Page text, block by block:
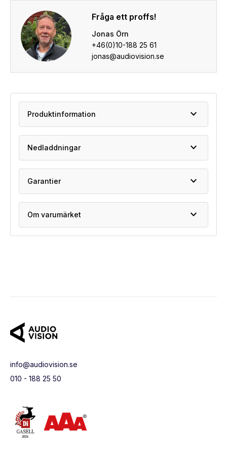
Fråga ett proffs!
Jonas Örn
+46(0)10-188 25 61
jonas@audiovision.se
Produktinformation expand_more
Nedladdningar expand_more
Garantier expand_more
Om varumärket expand_more
info@audiovision.se
010 - 188 25 50